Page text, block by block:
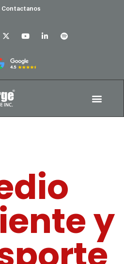
Contactanos
y